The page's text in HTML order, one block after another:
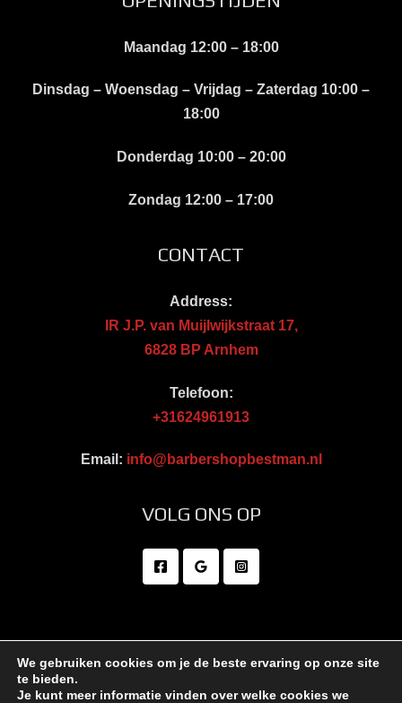
Maandag 12:00 – 18:00
Dinsdag – Woensdag – Vrijdag – Zaterdag 10:00 –
18:00
Donderdag 10:00 – 20:00
Zondag 12:00 – 17:00
CONTACT
Address:
IR J.P. van Muijlwijkstraat 17,
6828 BP Arnhem
Telefoon:
+31624961913
Email: info@barbershopbestman.nl
VOLG ONS OP
We gebruiken cookies om je de beste ervaring op onze site
te bieden.
Je kunt meer informatie vinden over welke cookies we